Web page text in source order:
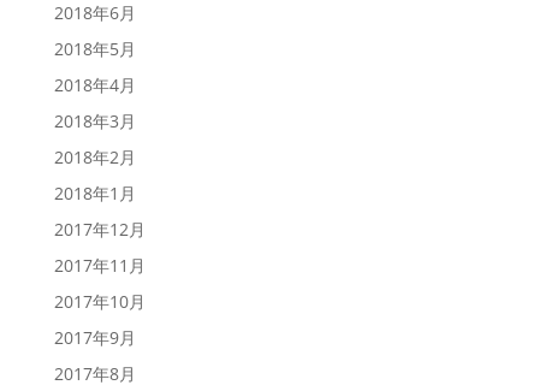
2018年6月
2018年5月
2018年4月
2018年3月
2018年2月
2018年1月
2017年12月
2017年11月
2017年10月
2017年9月
2017年8月